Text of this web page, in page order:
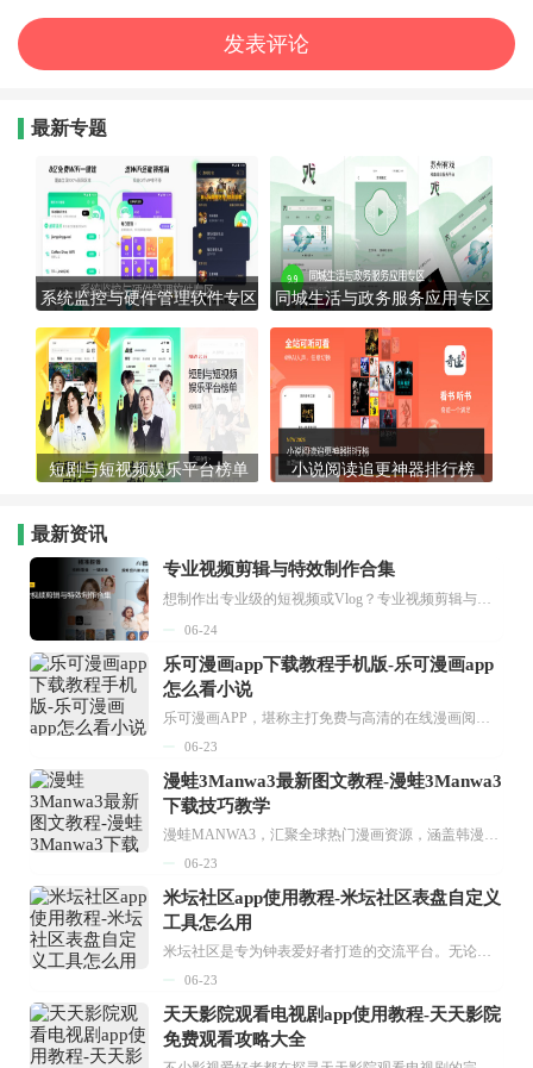
最新专题
系统监控与硬件管理软件专区 同城生活与政务服务应用专区
短剧与短视频娱乐平台榜单 小说阅读追更神器排行榜
最新资讯
专业视频剪辑与特效制作合集
想制作出专业级的短视频或Vlog？专业视频剪辑与特效制作大全专题为你提供了从剪辑、抠像到特效包装的全套解决方案。无论是添加炫酷的片头、进行精准的视频抠图，还是制...
06-24
乐可漫画app下载教程手机版-乐可漫画app
怎么看小说
06-23
漫蛙3Manwa3最新图文教程-漫蛙3Manwa3
下载技巧教学
06-23
米坛社区app使用教程-米坛社区表盘自定义
工具怎么用
06-23
天天影院观看电视剧app使用教程-天天影院
免费观看攻略大全